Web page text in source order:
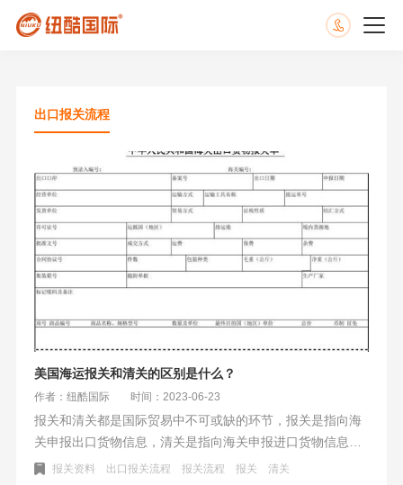
出口报关流程
美国海运报关和清关的区别是什么？
作者：纽酷国际 时间：2023-06-23
报关和清关都是国际贸易中不可或缺的环节，报关是指向海
关申报出口货物信息，清关是指向海关申报进口货物信息。
准备的资料和流程步骤不同，在报关流程中需要准备出口货
报关资料 出口报关流程 报关流程 报关 清关